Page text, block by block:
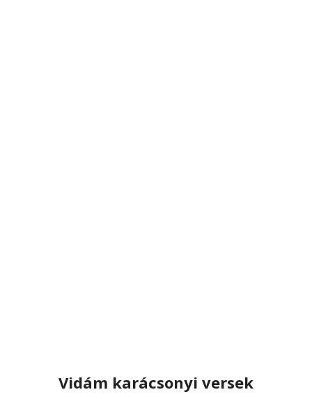
Vidám karácsonyi versek